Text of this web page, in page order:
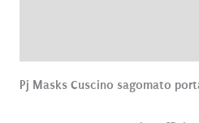
Pj Masks Cuscino sagomato